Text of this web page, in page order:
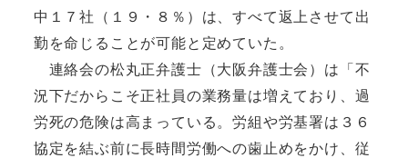
中１７社（１９・８％）は、すべて返上させて出
勤を命じることが可能と定めていた。
連絡会の松丸正弁護士（大阪弁護士会）は「不
況下だからこそ正社員の業務量は増えており、過
労死の危険は高まっている。労組や労基署は３６
協定を結ぶ前に長時間労働への歯止めをかけ、従